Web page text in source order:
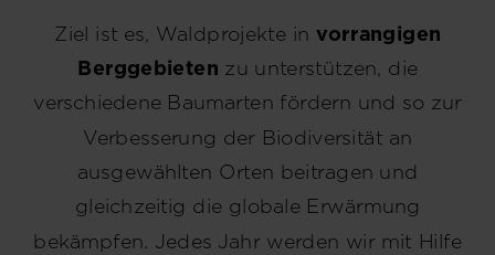
Ziel ist es, Waldprojekte in vorrangigen
Berggebieten zu unterstützen, die
verschiedene Baumarten fördern und so zur
Verbesserung der Biodiversität an
ausgewählten Orten beitragen und
gleichzeitig die globale Erwärmung
bekämpfen. Jedes Jahr werden wir mit Hilfe